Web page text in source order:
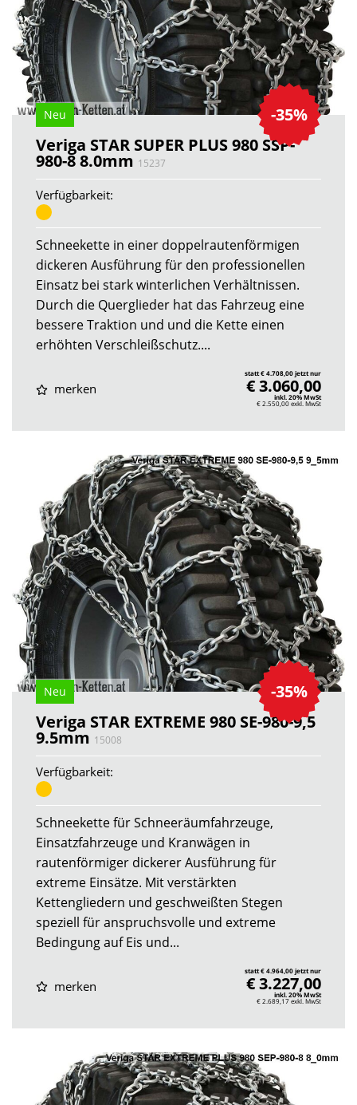
-35%
Neu
Veriga STAR SUPER PLUS 980 SSP-
980-8 8.0mm 15237
Verfügbarkeit:
Schneekette in einer doppelrautenförmigen
dickeren Ausführung für den professionellen
Einsatz bei stark winterlichen Verhältnissen.
Durch die Querglieder hat das Fahrzeug eine
bessere Traktion und und die Kette einen
erhöhten Verschleißschutz....
merken
statt € 4.708,00 jetzt nur
€ 3.060,00
inkl. 20% MwSt
€ 2.550,00exkl. MwSt
-35%
Neu
Veriga STAR EXTREME 980 SE-980-9,5
9.5mm 15008
Verfügbarkeit:
Schneekette für Schneeräumfahrzeuge,
Einsatzfahrzeuge und Kranwägen in
rautenförmiger dickerer Ausführung für
extreme Einsätze. Mit verstärkten
Kettengliedern und geschweißten Stegen
speziell für anspruchsvolle und extreme
Bedingung auf Eis und...
merken
statt € 4.964,00 jetzt nur
€ 3.227,00
inkl. 20% MwSt
€ 2.689,17exkl. MwSt